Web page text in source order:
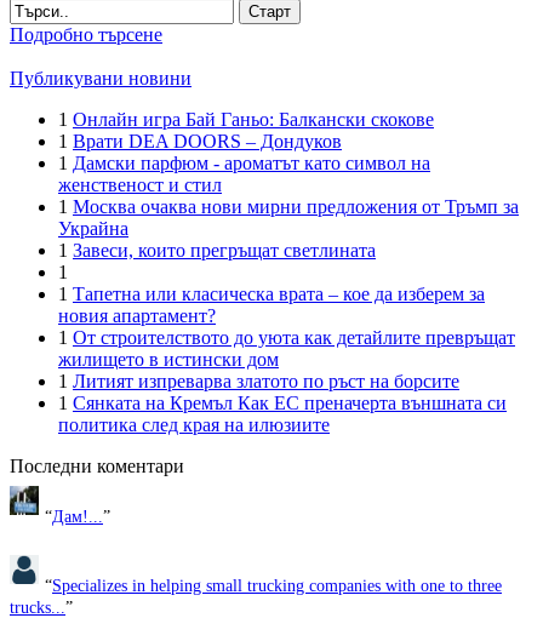
Старт
Подробно търсене
Публикувани новини
1 Онлайн игра Бай Ганьо: Балкански скокове
1 Врати DEA DOORS – Дондуков
1 Дамски парфюм - ароматът като символ на
женственост и стил
1 Москва очаква нови мирни предложения от Тръмп за
Украйна
1 Завеси, които прегръщат светлината
1
1 Тапетна или класическа врата – кое да изберем за
новия апартамент?
1 От строителството до уюта как детайлите превръщат
жилището в истински дом
1 Литият изпреварва златото по ръст на борсите
1 Сянката на Кремъл Как ЕС преначерта външната си
политика след края на илюзиите
Последни коментари
“Дам!... ”
“Specializes in helping small trucking companies with one to three
trucks... ”